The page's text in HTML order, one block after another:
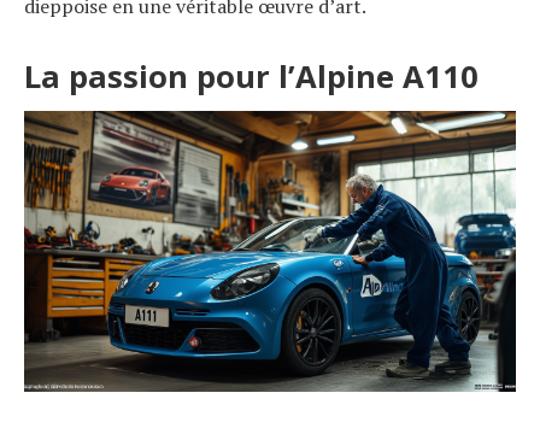
dieppoise en une véritable œuvre d’art.
La passion pour l’Alpine A110